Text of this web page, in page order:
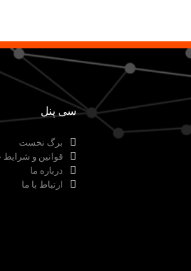
سی پنل
برگ نخست
قوانین و
درباره ما
ارتباط با ما